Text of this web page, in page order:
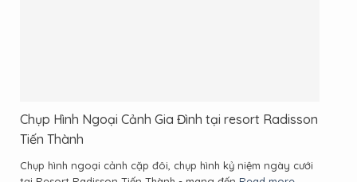
Chụp Hình Ngoại Cảnh Gia Đình tại resort Radisson
Tiến Thành
Chụp hình ngoại cảnh cặp đôi, chụp hình kỷ niệm ngày cưới